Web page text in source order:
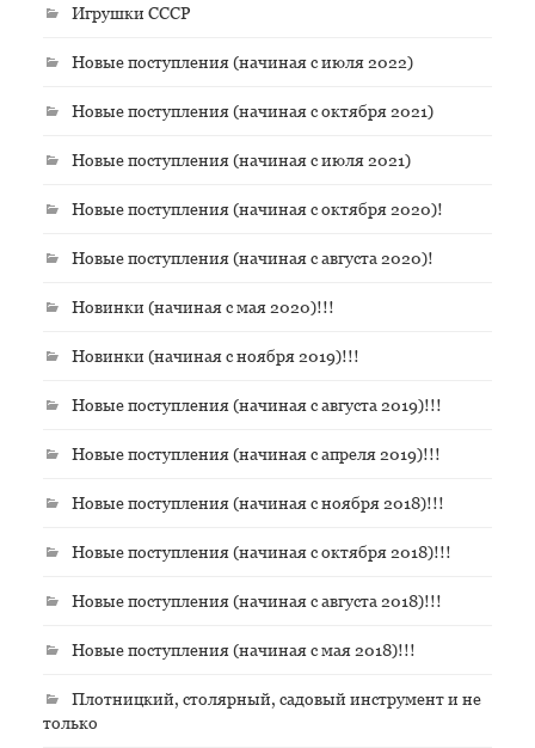
Игрушки СССР
Новые поступления (начиная с июля 2022)
Новые поступления (начиная с октября 2021)
Новые поступления (начиная с июля 2021)
Новые поступления (начиная с октября 2020)!
Новые поступления (начиная с августа 2020)!
Новинки (начиная с мая 2020)!!!
Новинки (начиная с ноября 2019)!!!
Новые поступления (начиная с августа 2019)!!!
Новые поступления (начиная с апреля 2019)!!!
Новые поступления (начиная с ноября 2018)!!!
Новые поступления (начиная с октября 2018)!!!
Новые поступления (начиная с августа 2018)!!!
Новые поступления (начиная с мая 2018)!!!
Плотницкий, столярный, садовый инструмент и не
только